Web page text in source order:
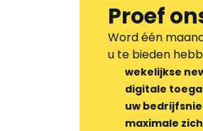
Proef
Word één
u te bieden
wekelijkse
digitale
uw
maximale